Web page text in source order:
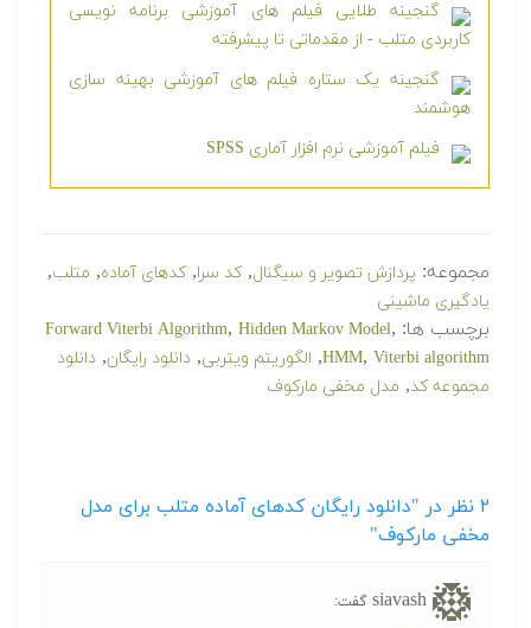
گنجینه طلایی فیلم های آموزشی برنامه نویسی
کاربردی متلب - از مقدماتی تا پیشرفته
گنجینه یک ستاره فیلم های آموزشی بهینه سازی
هوشمند
فیلم آموزشی نرم افزار آماری SPSS
مجموعه: پردازش تصویر و سیگنال,کد سرا,کدهای آماده, متلب,
یادگیری ماشینی
برچسب ها: Forward Viterbi Algorithm, Hidden Markov Model,
HMM, Viterbi algorithm
, الگوریتم ویتربی, دانلود رایگان, دانلود
مجموعه کد, مدل مخفی مارکوف
۲ نظر در "دانلود رایگان کدهای آماده متلب برای مدل
مخفی مارکوف"
siavash گفت: